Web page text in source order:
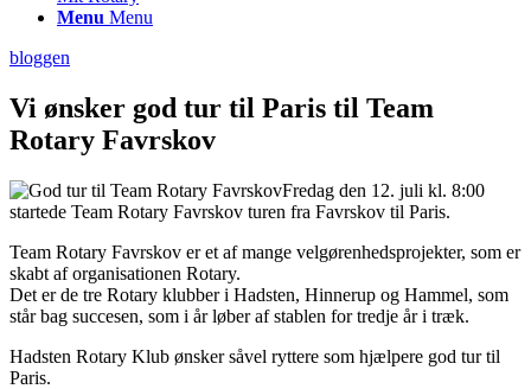
Menu Menu
bloggen
Vi ønsker god tur til Paris til Team
Rotary Favrskov
Fredag den 12. juli kl. 8:00
startede Team Rotary Favrskov turen fra Favrskov til Paris.
Team Rotary Favrskov er et af mange velgørenhedsprojekter, som er
skabt af organisationen Rotary.
Det er de tre Rotary klubber i Hadsten, Hinnerup og Hammel, som
står bag succesen, som i år løber af stablen for tredje år i træk.
Hadsten Rotary Klub ønsker såvel ryttere som hjælpere god tur til
Paris.